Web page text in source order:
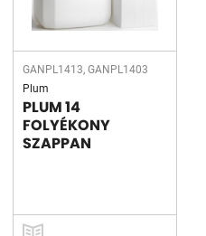
GANPL1413, GANPL1403
Plum
PLUM 14
FOLYÉKONY
SZAPPAN